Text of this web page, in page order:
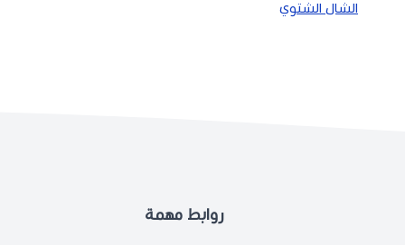
الشال الشتوي
روابط مهمة